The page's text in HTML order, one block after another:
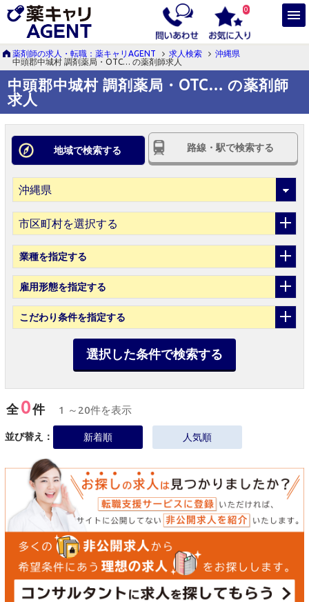
0
薬剤師の求人・転職：薬キャリAGENT 求人検索
沖縄県
中頭郡中城村 調剤薬局・OTC… の薬剤師求人
中頭郡中城村 調剤薬局・OTC… の薬剤師
求人
地域で検索する 路線・駅で検索する
市区町村を選択する
業種を指定する
雇用形態を指定する
こだわり条件を指定する
選択した条件で検索する
全0件 1 ～20件を表示
並び替え： 新着順 人気順